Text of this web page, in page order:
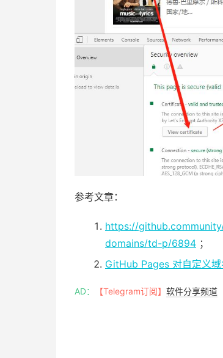
参考文章：
https://
domains/td-p/6894 ；
GitHub Pages 对自定义
AD： 【Telegram订阅】 软件分享频道